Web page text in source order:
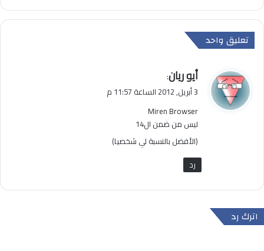
تعليق واحد
ي
ق
ل
أيو ريان:
3 أبريل, 2012 الساعة 11:57 م
Miren Browser
ليس من ضمن ال14
(الأفضل بالنسبة لي شخصيا)
رد
اترك رد